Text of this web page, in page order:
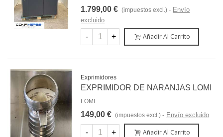
1.799,00 € (impuestos excl.)
Envío
excluido
- + Añadir Al Carrito
Exprimidores
EXPRIMIDOR DE NARANJAS LOMI
LOMI
149,00 € (impuestos excl.) Envío excluido
- + Añadir Al Carrito